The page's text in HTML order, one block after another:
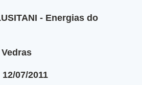
- Energias do
12/07/2011